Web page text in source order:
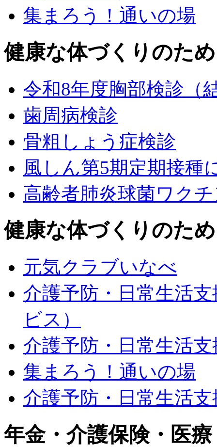
集まろう！通いの場
健康な体づくりのた
令和8年度胸部検診（
歯周病検診
骨粗しょう症検診
風しん第5期定期接種
高齢者肺炎球菌ワク
健康な体づくりのた
元気クラブいなべ
介護予防・日常生活
ビス）
介護予防・日常生活
集まろう！通いの場
介護予防・日常生活
年金・介護保険・医療